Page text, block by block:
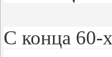
С конца 60-